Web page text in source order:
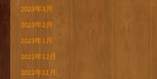
2023年3月
2023年2月
2023年1月
2022年12月
2022年11月